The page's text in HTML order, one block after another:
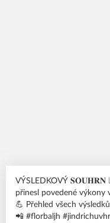
VÝSLEDKOVÝ 𝐒𝐎𝐔𝐇𝐑𝐍
přinesl povedené výkony
💪 Přehled všech
📲 #florbaljh